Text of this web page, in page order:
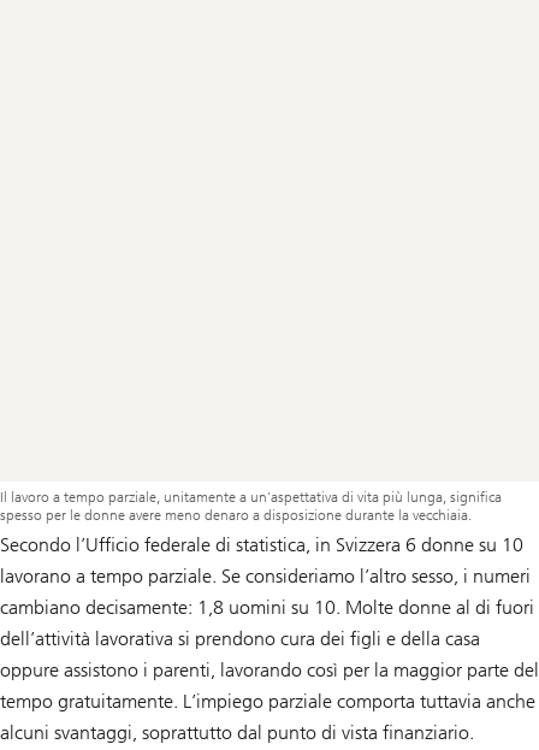
Il lavoro a tempo parziale, unitamente a un’aspettativa di vita più lunga, significa
spesso per le donne avere meno denaro a disposizione durante la vecchiaia.
Secondo l’Ufficio federale di statistica, in Svizzera 6 donne su 10
lavorano a tempo parziale. Se consideriamo l’altro sesso, i numeri
cambiano decisamente: 1,8 uomini su 10. Molte donne al di fuori
dell’attività lavorativa si prendono cura dei figli e della casa
oppure assistono i parenti, lavorando così per la maggior parte del
tempo gratuitamente. L’impiego parziale comporta tuttavia anche
alcuni svantaggi, soprattutto dal punto di vista finanziario.